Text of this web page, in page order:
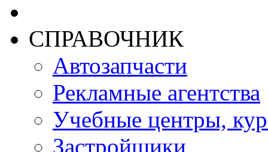
СПРАВОЧНИК
Автозапчасти
Рекламные агентства
Учебные центры,
Застройщики